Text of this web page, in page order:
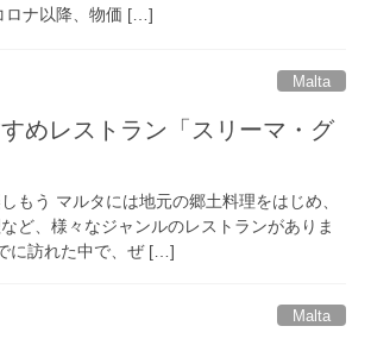
ロナ以降、物価 […]
Malta
めレストラン「スリーマ・グ
もう マルタには地元の郷土料理をはじめ、
ど、様々なジャンルのレストランがありま
に訪れた中で、ぜ […]
Malta